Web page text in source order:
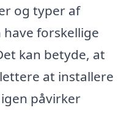
og typer af
forskellige
kan betyde, at
at installere
påvirker